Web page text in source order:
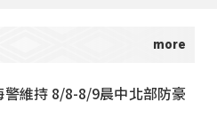
警維持 8/8-8/9晨中北部防豪